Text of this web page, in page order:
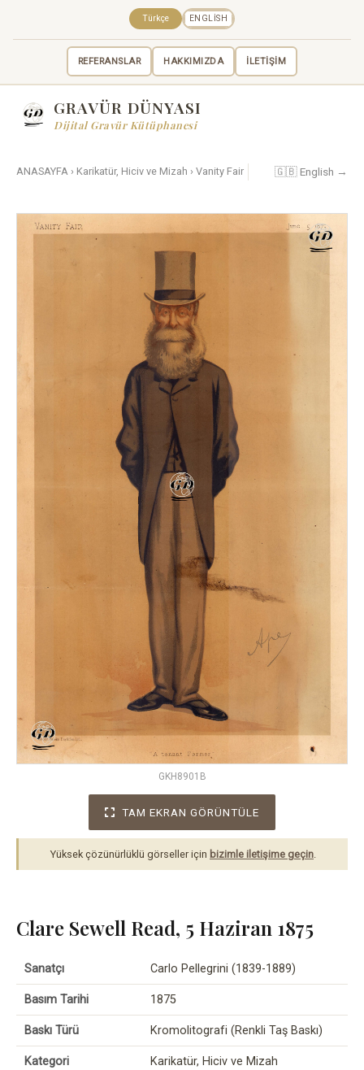
REFERANSLAR HAKKIMIZDA İLETİŞİM
Türkçe ENGLISH
GRAVÜR DÜNYASI
Dijital Gravür Kütüphanesi
ANASAYFA › Karikatür, Hiciv ve Mizah › Vanity Fair 🇬🇧 English →
GKH8901B
TAM EKRAN GÖRÜNTÜLE
Yüksek çözünürlüklü görseller için bizimle iletişime geçin
Clare Sewell Read, 5 Haziran 1875
Sanatçı Carlo Pellegrini (1839-1889)
Basım Tarihi 1875
Baskı Türü Kromolitografi (Renkli Taş Baskı)
Kategori Karikatür, Hiciv ve Mizah